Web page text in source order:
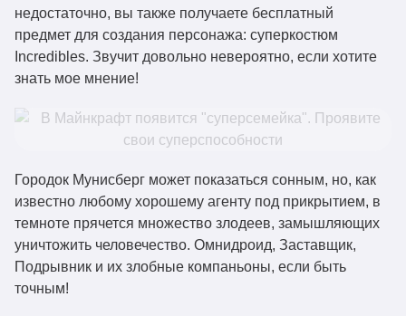
недостаточно, вы также получаете бесплатный
предмет для создания персонажа: суперкостюм
Incredibles. Звучит довольно невероятно, если хотите
знать мое мнение!
Городок Мунисберг может показаться сонным, но, как
известно любому хорошему агенту под прикрытием, в
темноте прячется множество злодеев, замышляющих
уничтожить человечество. Омнидроид, Заставщик,
Подрывник и их злобные компаньоны, если быть
точным!